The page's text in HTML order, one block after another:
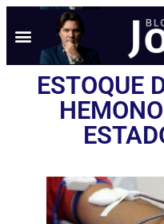
ESTOQUE